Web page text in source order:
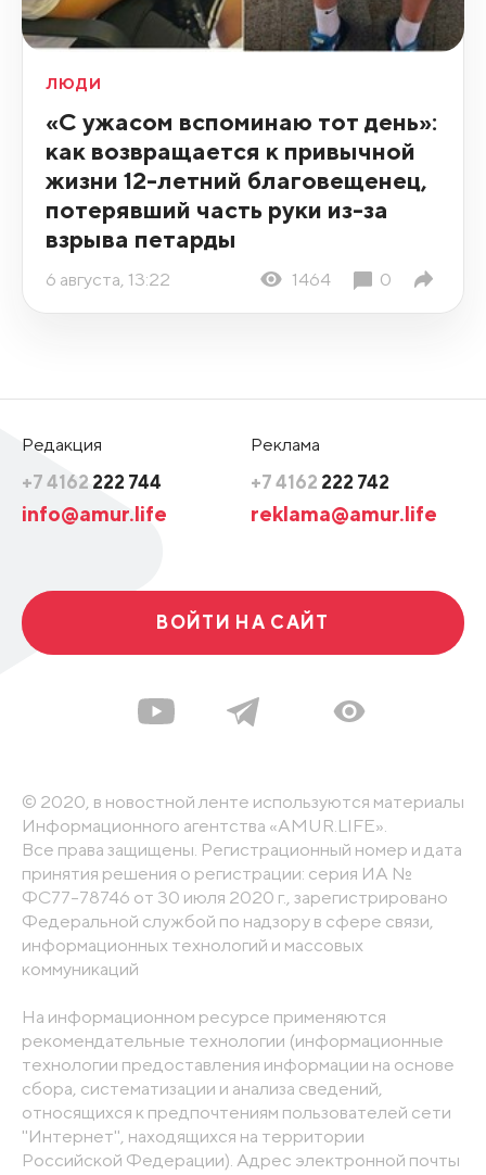
ЛЮДИ
«С ужасом вспоминаю тот день»:
как возвращается к привычной
жизни 12-летний благовещенец,
потерявший часть руки из-за
взрыва петарды
6 августа, 13:22 1464 0
Редакция
+7 4162 222 744
info@amur.life
Реклама
+7 4162 222 742
reklama@amur.life
ВОЙТИ НА САЙТ
© 2020, в новостной ленте используются материалы
Информационного агентства «AMUR.LIFE».
Все права защищены. Регистрационный номер и дата
принятия решения о регистрации: серия ИА №
ФС77-78746 от 30 июля 2020 г., зарегистрировано
Федеральной службой по надзору в сфере связи,
информационных технологий и массовых
коммуникаций
На информационном ресурсе применяются
рекомендательные технологии (информационные
технологии предоставления информации на основе
сбора, систематизации и анализа сведений,
относящихся к предпочтениям пользователей сети
"Интернет", находящихся на территории
Российской Федерации). Адрес электронной почты